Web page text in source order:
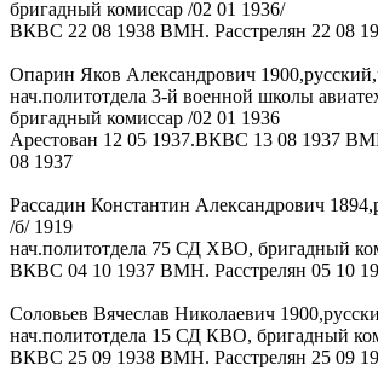
бригадный комиссар /02 01 1936/
ВКВС 22 08 1938 ВМН. Расстрелян 22 08
Опарин Яков Александрович
нач.политотдела 3-й военной школы
бригадный комиссар /02 01 1936
Арестован 12 05 1937.ВКВС 13 08 1937
08 1937
Рассадин Константин Александрович
/б/ 1919
нач.политотдела 75 СД ХВО, бригадный
ВКВС 04 10 1937 ВМН. Расстрелян 05 10
Соловьев Вячеслав Николаевич
нач.политотдела 15 СД КВО, бригадный
ВКВС 25 09 1938 ВМН. Расстрелян 25 09